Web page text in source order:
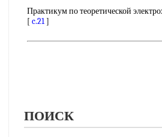
Практикум по теоретической
[ c.21]
ПОИСК